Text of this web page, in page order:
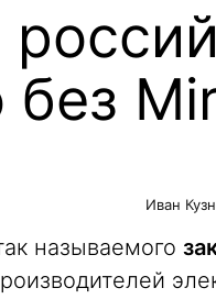
Иван
называемого